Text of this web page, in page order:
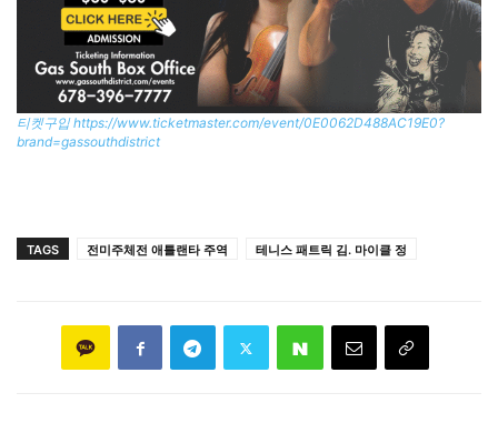
티켓구입 https://www.ticketmaster.com/event/0E0062D488AC19E0?
brand=gassouthdistrict
TAGS 전미주체전 애틀랜타 주역 테니스 패트릭 김. 마이클 정